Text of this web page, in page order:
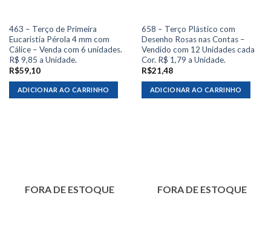
463 – Terço de Primeira
Eucaristia Pérola 4 mm com
Cálice – Venda com 6 unidades.
R$ 9,85 a Unidade.
R$59,10
ADICIONAR AO CARRINHO
658 – Terço Plástico com
Desenho Rosas nas Contas –
Vendido com 12 Unidades cada
Cor. R$ 1,79 a Unidade.
R$21,48
ADICIONAR AO CARRINHO
FORA DE ESTOQUE FORA DE ESTOQUE